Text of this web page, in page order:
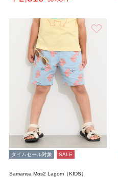
タイムセール対象 SALE
Samansa Mos2 Lagom（KIDS）